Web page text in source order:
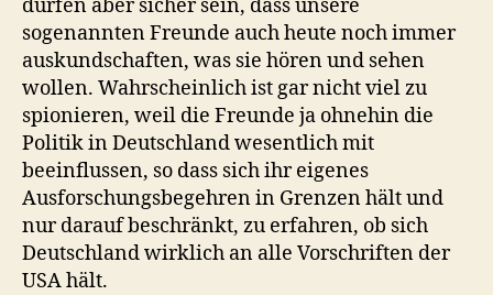
dürfen aber sicher sein, dass unsere
sogenannten Freunde auch heute noch immer
auskundschaften, was sie hören und sehen
wollen. Wahrscheinlich ist gar nicht viel zu
spionieren, weil die Freunde ja ohnehin die
Politik in Deutschland wesentlich mit
beeinflussen, so dass sich ihr eigenes
Ausforschungsbegehren in Grenzen hält und
nur darauf beschränkt, zu erfahren, ob sich
Deutschland wirklich an alle Vorschriften der
USA hält.